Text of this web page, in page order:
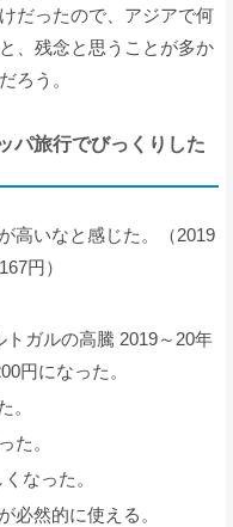
だったので、アジアで何
、残念と思うことが多か
ろう。
パ旅行でびっくりした
高いなと感じた。（2019
円）
ガルの高騰 2019～20年
円になった。
。
た。
なった。
必然的に使える。